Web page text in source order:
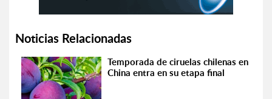
Noticias Relacionadas
Temporada de ciruelas chilenas en
China entra en su etapa final